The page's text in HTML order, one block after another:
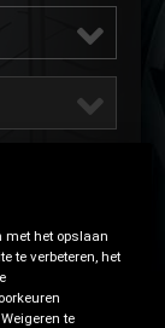
met het opslaan
te verbeteren, het
te